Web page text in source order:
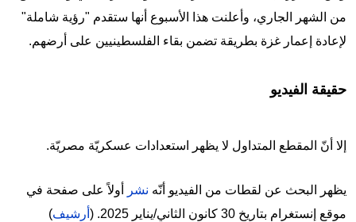
من الشهر الجاري، وأعلنت هذا الأسبوع أنها ستقدم "رؤية شاملة"
لإعادة إعمار غزة بطريقة تضمن بقاء الفلسطينيين على أرضهم.
حقيقة الفيديو
إلا أنّ المقطع المتداول لا يظهر استعدادات عسكريّة مصريّة.
يظهر البحث عن لقطات من الفيديو أنّه نشر
أولاً على صفحة في
موقع إنستغرام بتاريخ 30 كانون الثاني/يناير 2025. (
أرشيف)